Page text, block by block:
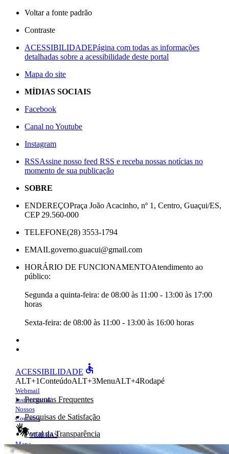
Voltar a fonte padrão
Contraste
ACESSIBILIDADEPágina com todas as informações
detalhadas sobre a acessibilidade deste portal
Mapa do site
MÍDIAS SOCIAIS
Facebook
Canal no Youtube
Instagram
RSSAssine nosso feed RSS e receba nossas notícias no
momento de sua publicação
SOBRE
ENDEREÇOPraça João Acacinho, nº 1, Centro, Guaçui/ES,
CEP 29.560-000
TELEFONE(28) 3553-1794
EMAILgoverno.guacui@gmail.com
HORÁRIO DE FUNCIONAMENTOAtendimento ao
público:
Segunda a quinta-feira: de 08:00 às 11:00 - 13:00 às 17:00
horas
Sexta-feira: de 08:00 às 11:00 - 13:00 às 16:00 horas
ACESSIBILIDADE accessible
ALT+1ConteúdoALT+3MenuALT+4Rodapé
Webmail
Institucional
Nossos
Contatos
VLIBRAS
Mapa
Perguntas Frequentes
Pesquisas de Satisfação
Portal da Transparência
e-Ouv